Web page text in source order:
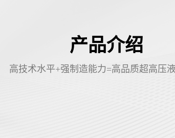
产品介绍
高技术水平+强制造能力=高品质超高压